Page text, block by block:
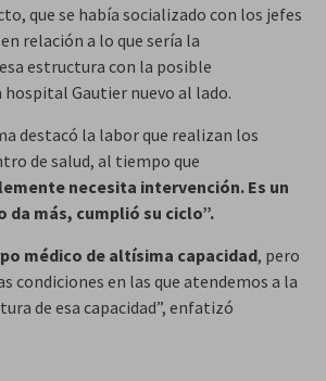
que se había socializado con los jefes
relación a lo que sería la
estructura con la posible
Gautier nuevo al lado.
destacó la labor que realizan los
de salud, al tiempo que
necesita intervención. Es un
da más, cumplió su ciclo”.
médico de altísima capacidad, pero
condiciones en las que atendemos a la
de esa capacidad”, enfatizó